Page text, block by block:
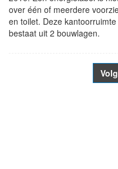
over één of meerdere
en toilet. Deze
bestaat uit 2 bouwlagen.